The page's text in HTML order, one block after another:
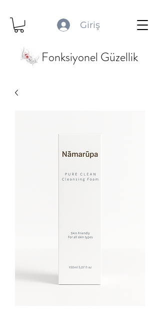
Giriş
Fonksiyonel Güzellik